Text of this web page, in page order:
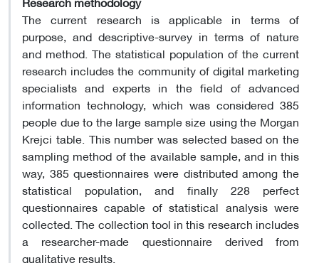
The current research is applicable in terms of
purpose, and descriptive-survey in terms of nature
and method. The statistical population of the current
research includes the community of digital marketing
specialists and experts in the field of advanced
information technology, which was considered 385
people due to the large sample size using the Morgan
Krejci table. This number was selected based on the
sampling method of the available sample, and in this
way, 385 questionnaires were distributed among the
statistical population, and finally 228 perfect
questionnaires capable of statistical analysis were
collected. The collection tool in this research includes
a researcher-made questionnaire derived from
qualitative results.